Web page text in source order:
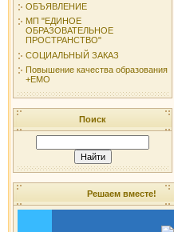
ОБЪЯВЛЕНИЕ
МП "ЕДИНОЕ
ОБРАЗОВАТЕЛЬНОЕ
ПРОСТРАНСТВО"
СОЦИАЛЬНЫЙ ЗАКАЗ
Повышение качества образования
+ЕМО
Поиск
Решаем вместе!